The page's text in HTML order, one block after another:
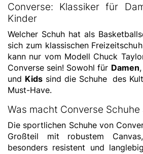
Converse: Klassiker für
Kinder
Welcher Schuh hat als
sich zum klassischen
kann nur vom Modell Chuck
Converse sein! Sowohl für Damen
und Kidssind die Schuhe des
Must-Have.
Was macht Converse
Die sportlichen Schuhe von
Großteil mit robustem
besonders resistent und